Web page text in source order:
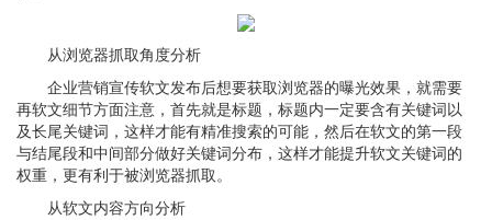
从浏览器抓取角度分析
企业营销宣传软文发布后想要获取浏览器的曝光效果，就需要
再软文细节方面注意，首先就是标题，标题内一定要含有关键词以
及长尾关键词，这样才能有精准搜索的可能，然后在软文的第一段
与结尾段和中间部分做好关键词分布，这样才能提升软文关键词的
权重，更有利于被浏览器抓取。
从软文内容方向分析